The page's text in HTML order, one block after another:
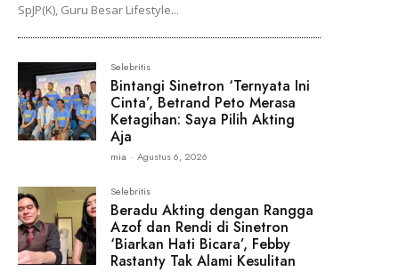
SpJP(K), Guru Besar Lifestyle...
Selebritis
Bintangi Sinetron ‘Ternyata Ini
Cinta’, Betrand Peto Merasa
Ketagihan: Saya Pilih Akting
Aja
mia - Agustus 6, 2026
Selebritis
Beradu Akting dengan Rangga
Azof dan Rendi di Sinetron
‘Biarkan Hati Bicara’, Febby
Rastanty Tak Alami Kesulitan